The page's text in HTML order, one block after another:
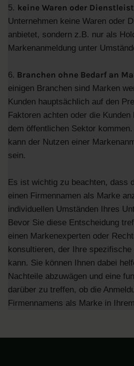
5. keine Waren oder
Unternehmen keine Waren oder
anbietet, sondern z.B. nur als
Markenanmeldung unter
6. Branchen ohne Bedarf an
einigen Branchen sind Marken
Kunden hauptsächlich auf den
Faktoren achten oder die
dem öffentlichen Sektor
kann der Nutzen einer
sein.
Es ist wichtig zu beachten, dass
einen Firmennamen als Marke
individuellen Umständen Ihres
Bevor Sie diese Entscheidung
einen Markenexperten oder
konsultieren, der Ihre
kann. Sie können Ihnen dabei
Nachteile abzuwägen und eine
darüber zu treffen, ob die
Firmennamens als Marke in